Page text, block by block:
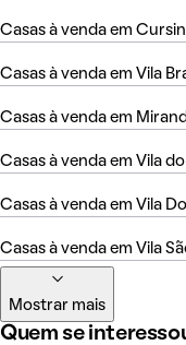
Casas à venda em
Casas à venda em Vila
Casas à venda em
Casas à venda em Vila
Casas à venda em Vila
Casas à venda em Vila
Mostrar mais
Quem se